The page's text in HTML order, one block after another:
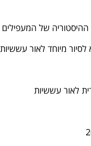
של המעפילים
מיוחד לאור עששיות
לאור עששיות